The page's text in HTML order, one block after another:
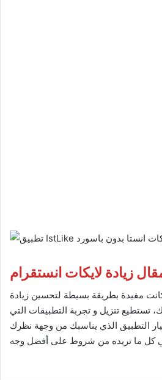
مفيدة بطريقة بسيطة لتحسين زيادة
تستطيع تنزيل و تجربة التطبيقات التي
التطبيق الذي يناسبك من وجهة نظرك